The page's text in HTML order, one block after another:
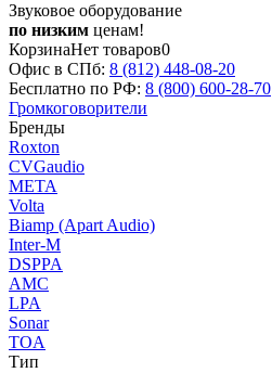
Звуковое оборудование
по низким ценам!
КорзинаНет товаров0
Офис в СПб: 8 (812) 448-08-20
Бесплатно по РФ: 8 (800) 600-28-70
Громкоговорители
Бренды
Roxton
CVGaudio
МЕТА
Volta
Biamp (Apart Audio)
Inter-M
DSPPA
AMC
LPA
Sonar
TOA
Тип